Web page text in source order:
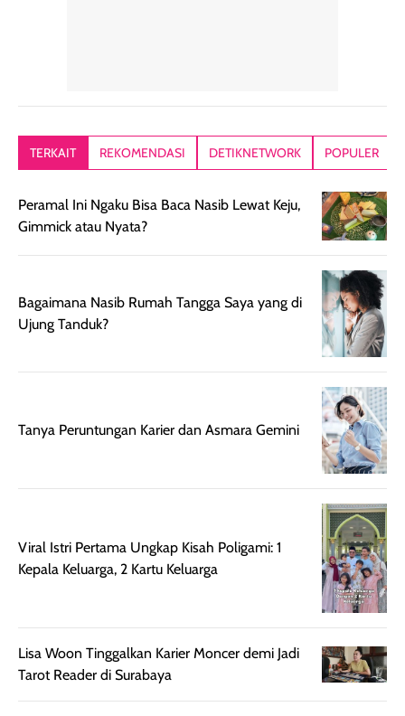
TERKAIT REKOMENDASI DETIKNETWORK POPULER
Peramal Ini Ngaku Bisa Baca Nasib Lewat Keju,
Gimmick atau Nyata?
Bagaimana Nasib Rumah Tangga Saya yang di
Ujung Tanduk?
Tanya Peruntungan Karier dan Asmara Gemini
Viral Istri Pertama Ungkap Kisah Poligami: 1
Kepala Keluarga, 2 Kartu Keluarga
Lisa Woon Tinggalkan Karier Moncer demi Jadi
Tarot Reader di Surabaya